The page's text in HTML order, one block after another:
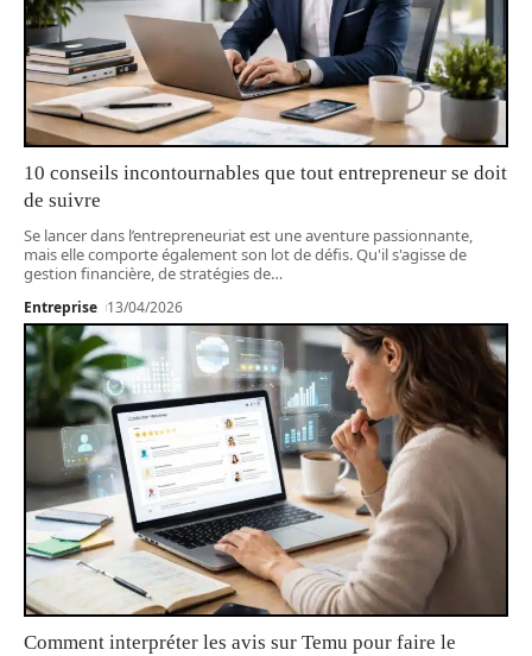
10 conseils incontournables que tout entrepreneur se doit
de suivre
Se lancer dans l’entrepreneuriat est une aventure passionnante,
mais elle comporte également son lot de défis. Qu'il s'agisse de
gestion financière, de stratégies de…
Entreprise 13/04/2026
Comment interpréter les avis sur Temu pour faire le